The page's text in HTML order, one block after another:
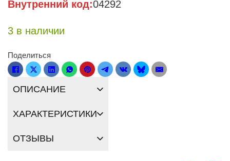
Внутренний код:04292
3 в наличии
Поделиться
ОПИСАНИЕ
ХАРАКТЕРИСТИКИ
ОТЗЫВЫ